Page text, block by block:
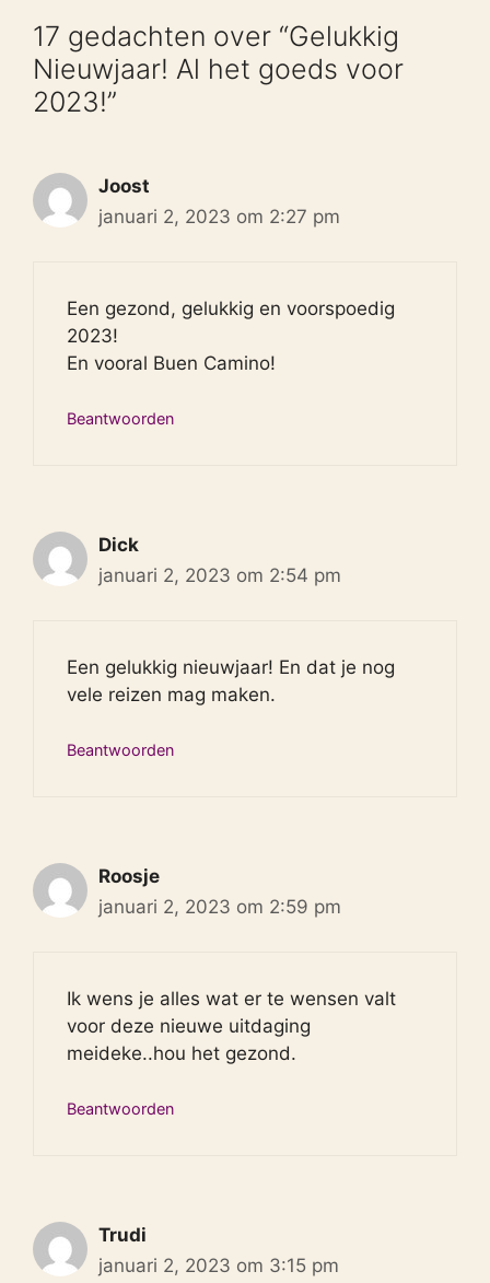
17 gedachten over “Gelukkig
Nieuwjaar! Al het goeds voor
2023!”
Joost
januari 2, 2023 om 2:27 pm
Een gezond, gelukkig en voorspoedig
2023!
En vooral Buen Camino!
Beantwoorden
Dick
januari 2, 2023 om 2:54 pm
Een gelukkig nieuwjaar! En dat je nog
vele reizen mag maken.
Beantwoorden
Roosje
januari 2, 2023 om 2:59 pm
Ik wens je alles wat er te wensen valt
voor deze nieuwe uitdaging
meideke..hou het gezond.
Beantwoorden
Trudi
januari 2, 2023 om 3:15 pm